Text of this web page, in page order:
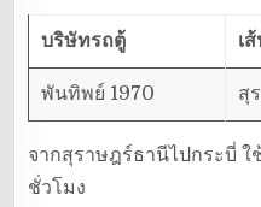
บริษัทรถตู้ เ
พันทิพย์ 1970 สุ
จากสุราษฎร์ธานีไปกระบี่
ชั่วโมง